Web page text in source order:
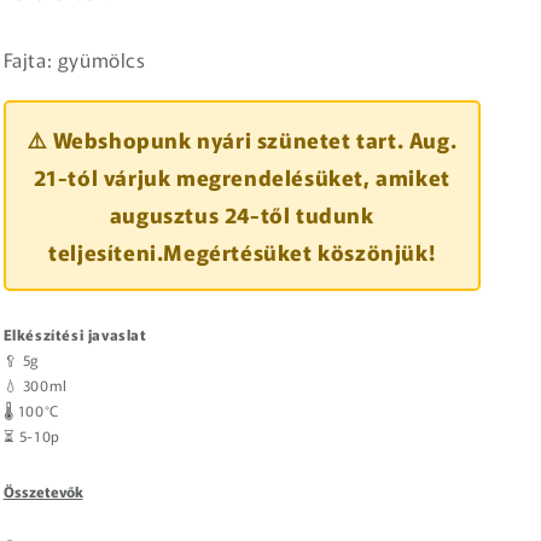
Fajta: gyümölcs
⚠️ Webshopunk nyári szünetet tart. Aug.
21-tól várjuk megrendelésüket, amiket
augusztus 24-től tudunk
teljesíteni.Megértésüket köszönjük!
Elkészítési javaslat
🥄 5g
💧 300ml
🌡️ 100°C
⏳ 5-10p
Összetevők